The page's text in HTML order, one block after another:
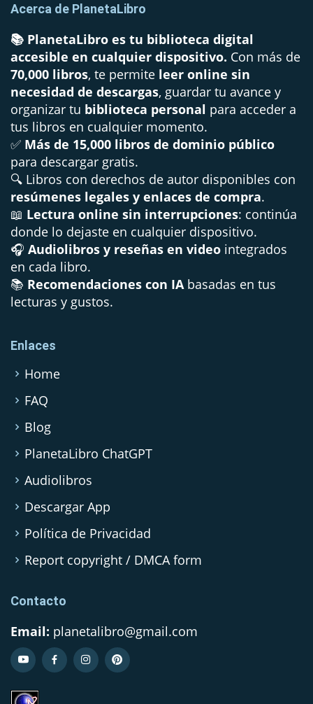
Acerca de PlanetaLibro
📚 PlanetaLibro es tu biblioteca digital
accesible en cualquier dispositivo. Con más de
70,000 libros, te permite leer online sin
necesidad de descargas, guardar tu avance y
organizar tu biblioteca personal para acceder a
tus libros en cualquier momento.
✅ Más de 15,000 libros de dominio público
para descargar gratis.
🔍 Libros con derechos de autor disponibles con
resúmenes legales y enlaces de compra.
📖 Lectura online sin interrupciones: continúa
donde lo dejaste en cualquier dispositivo.
🎧 Audiolibros y reseñas en video integrados
en cada libro.
📚 Recomendaciones con IA basadas en tus
lecturas y gustos.
Enlaces
Home
FAQ
Blog
PlanetaLibro ChatGPT
Audiolibros
Descargar App
Política de Privacidad
Report copyright / DMCA form
Contacto
Email: planetalibro@gmail.com